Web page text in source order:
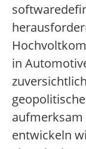
in
entwickeln